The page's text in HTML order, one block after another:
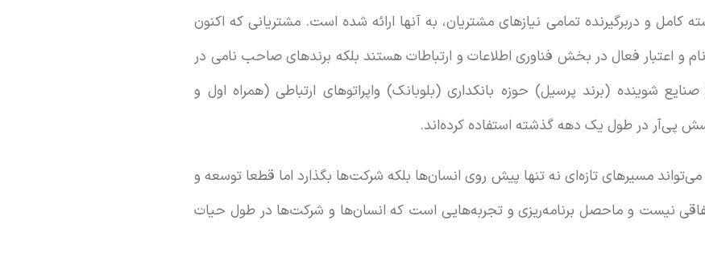
و دربرگیرنده تمامی نیازهای مشتریان، به آنها ارائه شده است. مشتریانی که اکنون
و اعتبار فعال در بخش فناوری اطلاعات و ارتباطات هستند بلکه برندهای صاحب نامی در
شوینده (برند پرسیل) حوزه بانکداری (بلوبانک) واپراتوهای ارتباطی (همراه اول و
پی‌آر در طول یک دهه گذشته استفاده کرده‌اند.
می‌تواند مسیرهای تازه‌ای نه تنها پیش روی انسان‌ها بلکه شرکت‌ها بگذارد اما قطعا توسعه و
نیست و ماحصل برنامه‌ریزی و تجربه‌هایی است که انسان‌ها و شرکت‌ها در طول حیات